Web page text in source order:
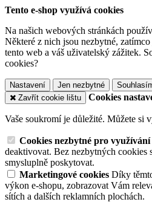
Tento e-shop využívá cookies
Na našich webových stránkách
Některé z nich jsou nezbytné,
tento web a váš uživatelský zážitek.
cookies?
Nastavení Jen nezbytné
Zavřít cookie lištu
Cookies
Vaše soukromí je důležité. Můžete si
Cookies nezbytné pro využívání
deaktivovat. Bez nezbytných cookies
smysluplně poskytovat.
Marketingové cookies Díky
výkon e-shopu, zobrazovat Vám
sítích a dalších reklamních plochách.